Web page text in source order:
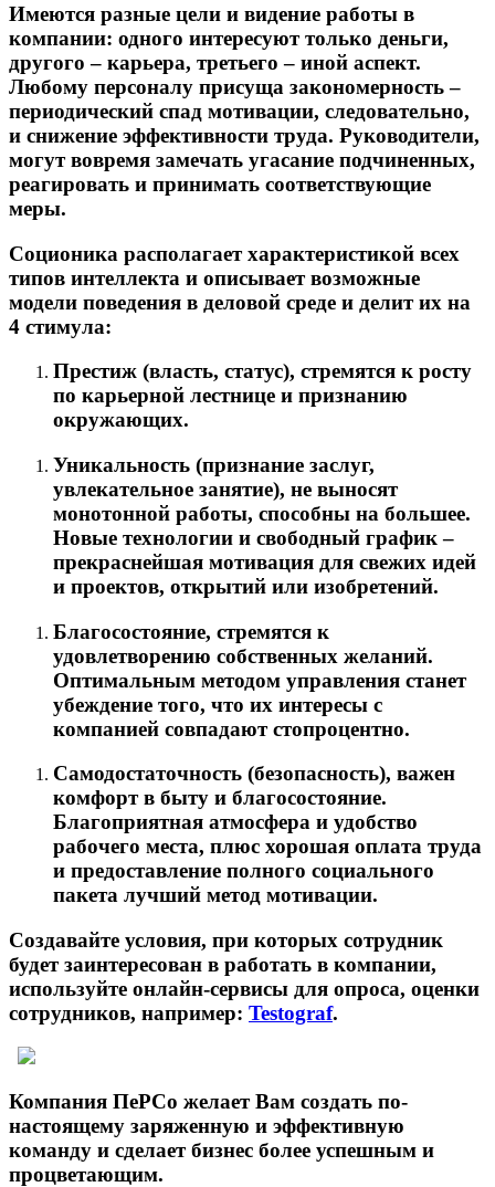
Имеются разные цели и видение работы в
компании: одного интересуют только деньги,
другого – карьера, третьего – иной аспект.
Любому персоналу присуща закономерность –
периодический спад мотивации, следовательно,
и снижение эффективности труда. Руководители,
могут вовремя замечать угасание подчиненных,
реагировать и принимать соответствующие
меры.
Соционика располагает характеристикой всех
типов интеллекта и описывает возможные
модели поведения в деловой среде и делит их на
4 стимула:
Престиж (власть, статус), стремятся к росту
по карьерной лестнице и признанию
окружающих.
Уникальность (признание заслуг,
увлекательное занятие), не выносят
монотонной работы, способны на большее.
Новые технологии и свободный график –
прекраснейшая мотивация для свежих идей
и проектов, открытий или изобретений.
Благосостояние, стремятся к
удовлетворению собственных желаний.
Оптимальным методом управления станет
убеждение того, что их интересы с
компанией совпадают стопроцентно.
Самодостаточность (безопасность), важен
комфорт в быту и благосостояние.
Благоприятная атмосфера и удобство
рабочего места, плюс хорошая оплата труда
и предоставление полного социального
пакета лучший метод мотивации.
Создавайте условия, при которых сотрудник
будет заинтересован в работать в компании,
используйте онлайн-сервисы для опроса, оценки
сотрудников, например: Testograf.
Компания ПеРСо желает Вам создать по-
настоящему заряженную и эффективную
команду и сделает бизнес более успешным и
процветающим.